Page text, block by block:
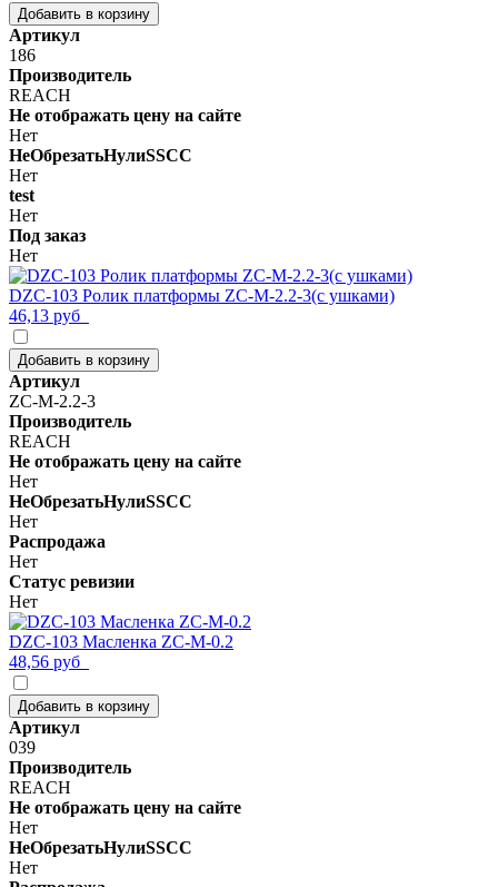
Добавить в корзину
Артикул
186
Производитель
REACH
Не отображать цену на сайте
Нет
НеОбрезатьНулиSSCC
Нет
test
Нет
Под заказ
Нет
DZC-103 Ролик платформы ZC-M-2.2-3(с ушками)
46,13 руб
Добавить в корзину
Артикул
ZC-M-2.2-3
Производитель
REACH
Не отображать цену на сайте
Нет
НеОбрезатьНулиSSCC
Нет
Распродажа
Нет
Статус ревизии
Нет
DZC-103 Масленка ZC-M-0.2
48,56 руб
Добавить в корзину
Артикул
039
Производитель
REACH
Не отображать цену на сайте
Нет
НеОбрезатьНулиSSCC
Нет